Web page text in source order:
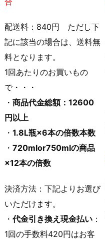
配送料：840円 ただし下
記に該当の場合は、送料無
料となります。
1回あたりのお買いもの
で・・・
・ 商品代金総額：12600
円以上
・ 1.8L瓶×6本の倍数本数
・ 720mlor750mlの商品
×12本の倍数
決済方法：下記よりお選び
いただけます。
・ 代金引き換え現金払い ：
1回の手数料420円はお客